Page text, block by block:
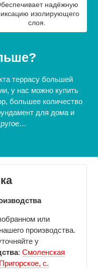
надёжную
изолирующего
слоя.
террасу большей
у нас можно купить
большее количество
для дома и
или
производства.
у
:Смоленская
с.